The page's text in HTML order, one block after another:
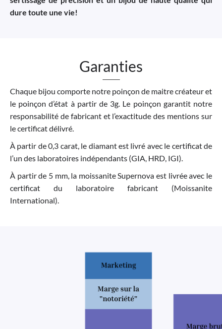
dure toute une vie!
Garanties
Chaque bijou comporte notre poinçon de maitre créateur et
le poinçon d’état à partir de 3g. Le poinçon garantit notre
responsabilité de fabricant et l’exactitude des mentions sur
le certificat délivré.
À partir de 0,3 carat, le diamant est livré avec le certificat de
l’un des laboratoires indépendants (GIA, HRD, IGI).
À partir de 5 mm, la moissanite Supernova est livrée avec le
certificat du laboratoire fabricant (Moissanite
International).